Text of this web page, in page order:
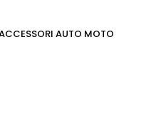
AUTO MOTO